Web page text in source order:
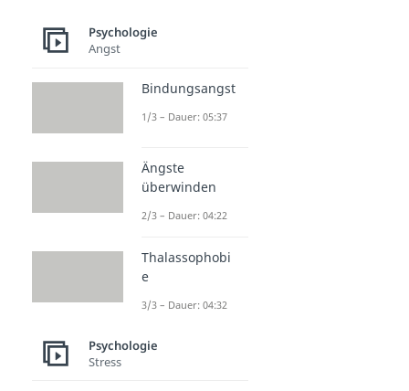
Psychologie
Angst
Bindungsangst
1/3 – Dauer: 05:37
Ängste
überwinden
2/3 – Dauer: 04:22
Thalassophobi
e
3/3 – Dauer: 04:32
Psychologie
Stress